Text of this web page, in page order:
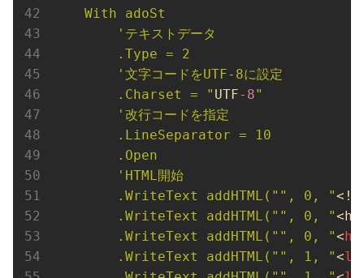
    With adoSt
        'テキストデータ
        .Type = 2
        '文字コードをUTF-8に設定
        .Charset = "
UTF-8"
        '改行コードを指定
        .LineSeparator = 10
        .Open
        'HTML開始
        .WriteText addHTML("", 0, "
        .WriteText addHTML("", 0, "
        .WriteText addHTML("", 0, "
<
        .WriteText addHTML("", 1, "
<